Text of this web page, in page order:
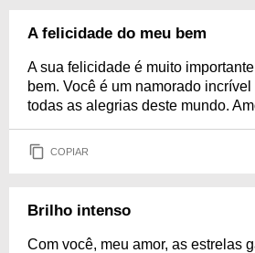
A felicidade do meu bem
A sua felicidade é muito
bem. Você é um namorado
todas as alegrias deste mundo.
COPIAR
Brilho intenso
Com você, meu amor, as estrelas